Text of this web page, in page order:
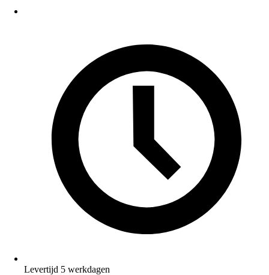
Levertijd 5 werkdagen